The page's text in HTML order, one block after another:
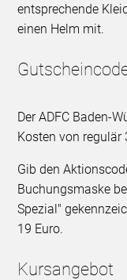
entsprechende
einen Helm mit.
Der ADFC Baden-
Kosten von regulär
Gib den
Buchungsmaske
Spezial"
19 Euro.
Kursangebot